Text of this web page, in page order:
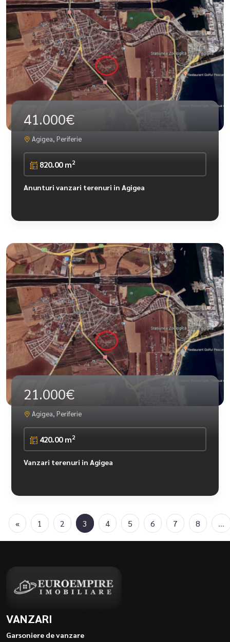
41.000€
Agigea, Periferie
820.00 m2
Anunturi vanzari terenuri in Agigea
21.000€
Agigea, Periferie
420.00 m2
Vanzari terenuri in Agigea
« 1 2 3 4 5 6 7 8 ...
VANZARI
Garsoniere de vanzare